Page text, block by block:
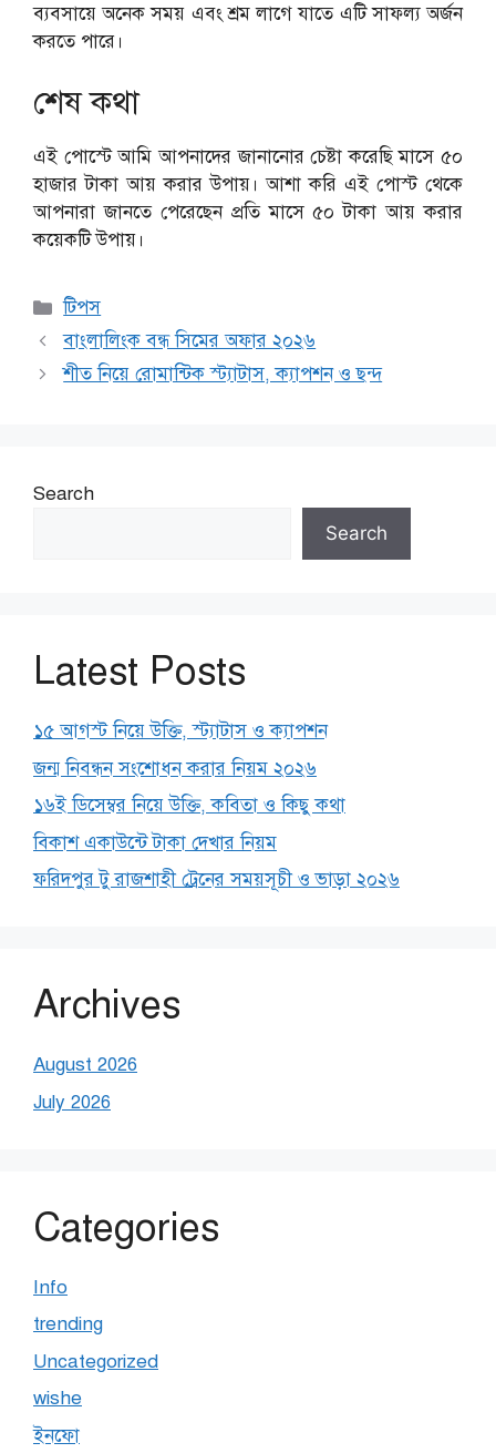
ব্যবসায়ে অনেক সময় এবং শ্রম লাগে যাতে এটি সাফল্য অর্জন
করতে পারে।
শেষ কথা
এই পোস্টে আমি আপনাদের জানানোর চেষ্টা করেছি মাসে ৫০
হাজার টাকা আয় করার উপায়। আশা করি এই পোস্ট থেকে
আপনারা জানতে পেরেছেন প্রতি মাসে ৫০ টাকা আয় করার
কয়েকটি উপায়।
Categories
টিপস
বাংলালিংক বন্ধ সিমের অফার ২০২৬
শীত নিয়ে রোমান্টিক স্ট্যাটাস, ক্যাপশন ও ছন্দ
Search
Search
Latest Posts
১৫ আগস্ট নিয়ে উক্তি, স্ট্যাটাস ও ক্যাপশন
জন্ম নিবন্ধন সংশোধন করার নিয়ম ২০২৬
১৬ই ডিসেম্বর নিয়ে উক্তি, কবিতা ও কিছু কথা
বিকাশ একাউন্টে টাকা দেখার নিয়ম
ফরিদপুর টু রাজশাহী ট্রেনের সময়সূচী ও ভাড়া ২০২৬
Archives
August 2026
July 2026
Categories
Info
trending
Uncategorized
wishe
ইনফো